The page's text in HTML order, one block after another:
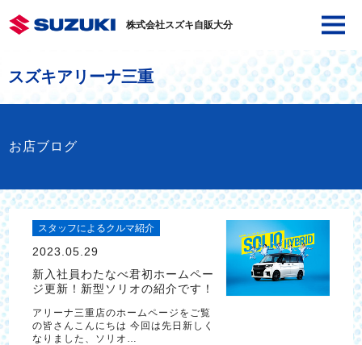
株式会社スズキ自販大分
スズキアリーナ三重
お店ブログ
スタッフによるクルマ紹介
2023.05.29
新入社員わたなべ君初ホームペー
ジ更新！新型ソリオの紹介です！
アリーナ三重店のホームページをご覧
の皆さんこんにちは 今回は先日新しく
なりました、ソリオ…